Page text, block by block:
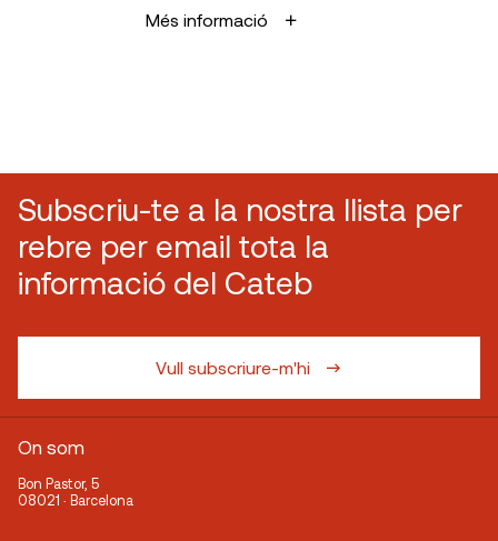
Més informació
Subscriu-te a la nostra llista per
rebre per email tota la
informació del Cateb
Vull subscriure-m'hi
On som
Bon Pastor, 5
08021 · Barcelona